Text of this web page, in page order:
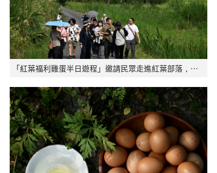
「紅葉福利雞蛋半日遊程」邀請民眾走進紅葉部落，感受兼具動物福利、長者照護與族群文化的農業生態。